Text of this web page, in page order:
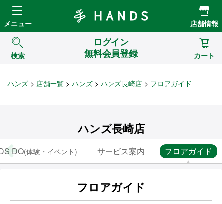
Hands ハンズ
メニュー 店舗情報
検索
ログイン
無料会員登録
カート
ハンズ 店舗一覧 ハンズ ハンズ長崎店 フロアガイド
ハンズ長崎店
DO(体験・イベント) サービス案内 フロアガイド
フロアガイド